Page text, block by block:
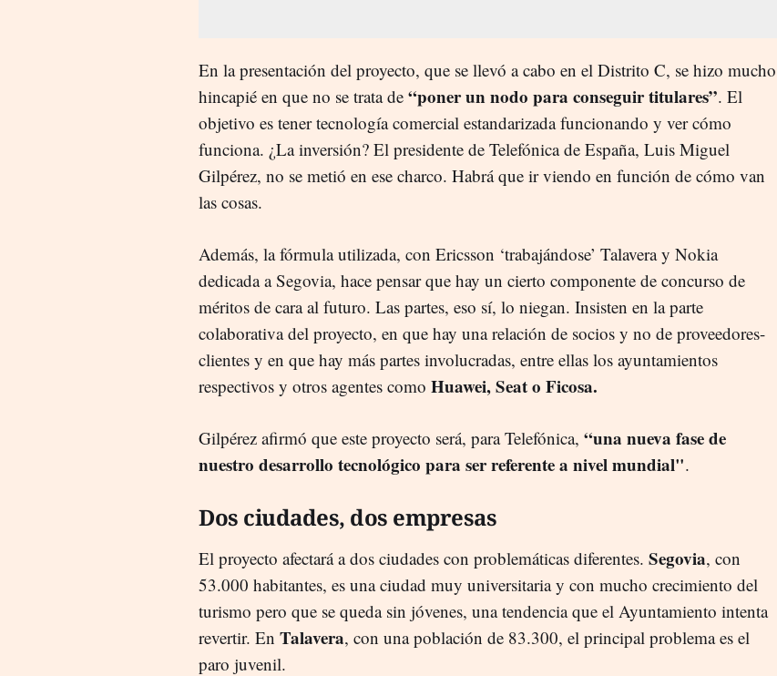
En la presentación del proyecto, que se llevó a cabo en el Distrito C, se hizo mucho
hincapié en que no se trata de “poner un nodo para conseguir titulares”. El
objetivo es tener tecnología comercial estandarizada funcionando y ver cómo
funciona. ¿La inversión? El presidente de Telefónica de España, Luis Miguel
Gilpérez, no se metió en ese charco. Habrá que ir viendo en función de cómo van
las cosas.
Además, la fórmula utilizada, con Ericsson ‘trabajándose’ Talavera y Nokia
dedicada a Segovia, hace pensar que hay un cierto componente de concurso de
méritos de cara al futuro. Las partes, eso sí, lo niegan. Insisten en la parte
colaborativa del proyecto, en que hay una relación de socios y no de proveedores-
clientes y en que hay más partes involucradas, entre ellas los ayuntamientos
respectivos y otros agentes como Huawei, Seat o Ficosa.
Gilpérez afirmó que este proyecto será, para Telefónica, “una nueva fase de
nuestro desarrollo tecnológico para ser referente a nivel mundial".
Dos ciudades, dos empresas
El proyecto afectará a dos ciudades con problemáticas diferentes. Segovia, con
53.000 habitantes, es una ciudad muy universitaria y con mucho crecimiento del
turismo pero que se queda sin jóvenes, una tendencia que el Ayuntamiento intenta
revertir. En Talavera, con una población de 83.300, el principal problema es el
paro juvenil.